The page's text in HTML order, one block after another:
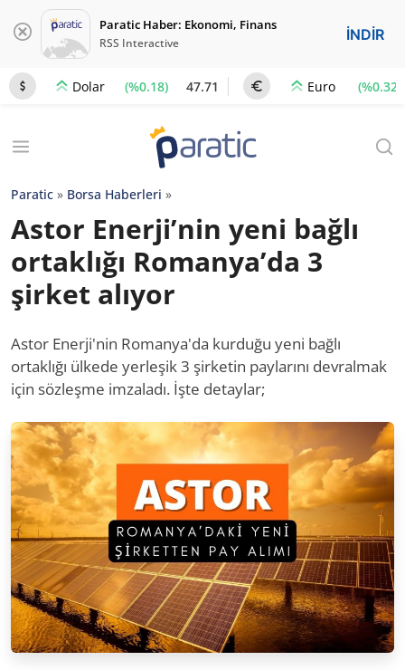
Paratic Haber: Ekonomi, Finans
RSS Interactive İNDİR
Dolar (%0.18) 47.71 Euro (%0.32)
Paratic » Borsa Haberleri »
Astor Enerji’nin yeni bağlı
ortaklığı Romanya’da 3
şirket alıyor
Astor Enerji'nin Romanya'da kurduğu yeni bağlı
ortaklığı ülkede yerleşik 3 şirketin paylarını devralmak
için sözleşme imzaladı. İşte detaylar;